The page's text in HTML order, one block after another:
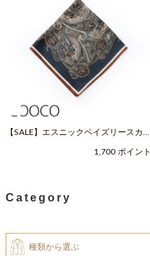
【SALE】エスニックペイズリースカー
1,700 ポイント
Category
種類から選ぶ